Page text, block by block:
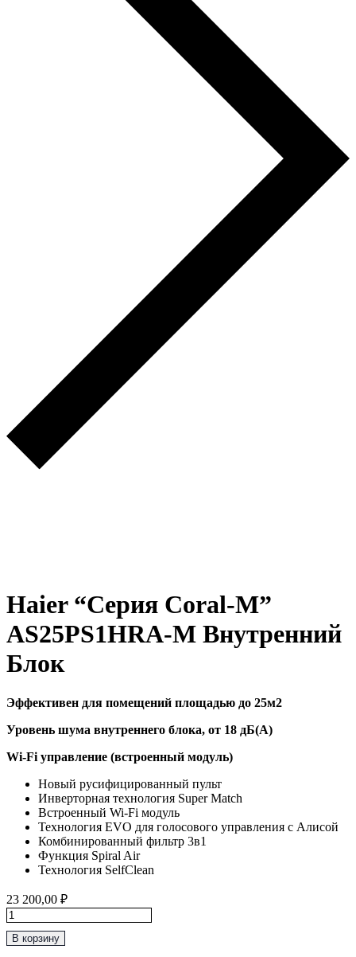
Haier “Серия Coral-M”
AS25PS1HRA-M Внутренний
Блок
Эффективен для помещений площадью до 25м2
Уровень шума внутреннего блока, от 18 дБ(А)
Wi-Fi управление (встроенный модуль)
Новый русифицированный пульт
Инверторная технология Super Match
Встроенный Wi-Fi модуль
Технология EVO для голосового управления с Алисой
Комбинированный фильтр 3в1
Функция Spiral Air
Технология SelfClean
23 200,00 ₽
Количество
товара
Haier
В корзину